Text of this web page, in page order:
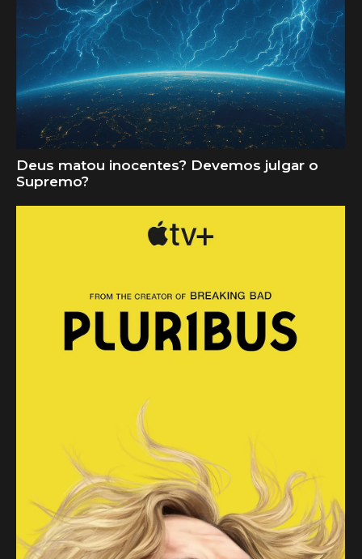
Deus matou inocentes? Devemos julgar o
Supremo?